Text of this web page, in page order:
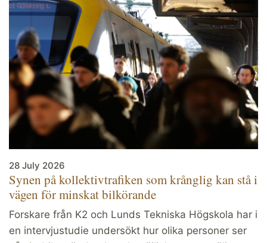
28 July 2026
Synen på kollektivtrafiken som krånglig kan stå i
vägen för minskat bilkörande
Forskare från K2 och Lunds Tekniska Högskola har i
en intervjustudie undersökt hur olika personer ser